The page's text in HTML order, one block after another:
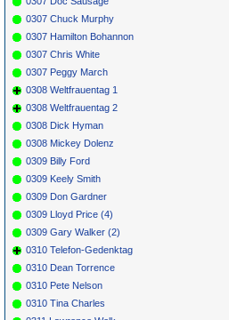
0307 Chuck Murphy
0307 Hamilton Bohannon
0307 Chris White
0307 Peggy March
0308 Weltfrauentag 1
0308 Weltfrauentag 2
0308 Dick Hyman
0308 Mickey Dolenz
0309 Billy Ford
0309 Keely Smith
0309 Don Gardner
0309 Lloyd Price (4)
0309 Gary Walker (2)
0310 Telefon-Gedenktag
0310 Dean Torrence
0310 Pete Nelson
0310 Tina Charles